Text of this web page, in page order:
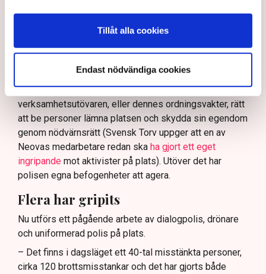
Tillåt alla cookies
Endast nödvändiga cookies
ha en tydligare skyldighet att skydda privat egendom
och näringsverksamhet mot den typen av störningar.
Nu svarar polisen på kritiken.
Enligt Anna-Lena Mann, polisinspektör vid
kommunikationsavdelningen i region Väst, har
verksamhetsutövaren, eller dennes ordningsvakter, rätt
att be personer lämna platsen och skydda sin egendom
genom nödvärnsrätt (Svensk Torv uppger att en av
Neovas medarbetare redan ska ha gjort ett eget
ingripande mot aktivister på plats). Utöver det har
polisen egna befogenheter att agera.
Flera har gripits
Nu utförs ett pågående arbete av dialogpolis, drönare
och uniformerad polis på plats.
– Det finns i dagsläget ett 40-tal misstänkta personer,
cirka 120 brottsmisstankar och det har gjorts både